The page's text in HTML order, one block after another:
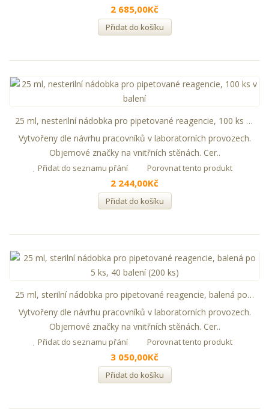
2 685,00Kč
Přidat do košíku
25 ml, nesterilní nádobka pro pipetované reagencie, 100 ks v balení
Vytvořeny dle návrhu pracovníků v laboratorních provozech.
Objemové značky na vnitřních stěnách. Cer..
Přidat do seznamu přání Porovnat tento produkt
2 244,00Kč
Přidat do košíku
25 ml, sterilní nádobka pro pipetované reagencie, balená po 5 ks, 40 balení (200 ks)
Vytvořeny dle návrhu pracovníků v laboratorních provozech.
Objemové značky na vnitřních stěnách. Cer..
Přidat do seznamu přání Porovnat tento produkt
3 050,00Kč
Přidat do košíku